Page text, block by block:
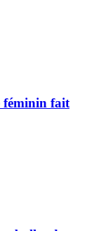
féminin fait